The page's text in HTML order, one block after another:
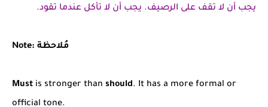
يجب أن لا تقف على الرصيف. يجب أن لا تأكل عندما تقود.
Note: مُلاحظة
Must is stronger than should. It has a more formal or
official tone.